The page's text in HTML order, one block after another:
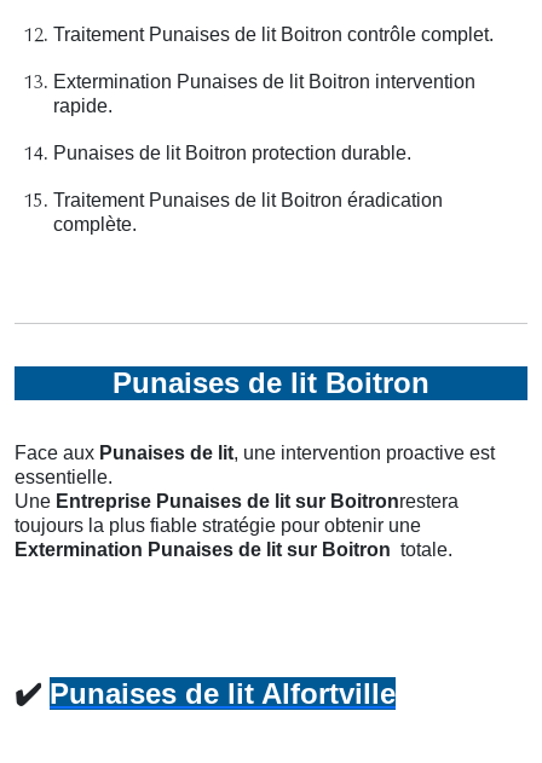
Traitement Punaises de lit Boitron contrôle complet.
Extermination Punaises de lit Boitron intervention
rapide.
Punaises de lit Boitron protection durable.
Traitement Punaises de lit Boitron éradication
complète.
Punaises de lit Boitron
Face aux Punaises de lit, une intervention proactive est
essentielle.
Une Entreprise Punaises de lit sur Boitronrestera
toujours la plus fiable stratégie pour obtenir une
Extermination Punaises de lit sur Boitron totale.
✔️ Punaises de lit Alfortville